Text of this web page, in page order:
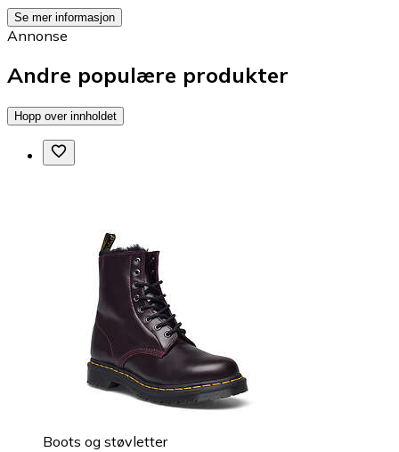
Se mer informasjon
Annonse
Andre populære produkter
Hopp over innholdet
Boots og støvletter